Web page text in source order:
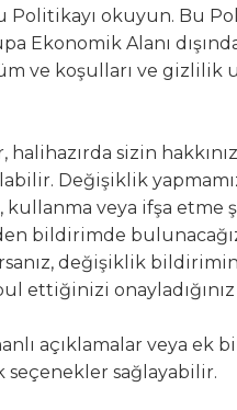
okuyun. Bu
Ekonomik Alanı
ve koşulları ve gizlilik
sizin
Değişiklik
kullanma veya ifşa
bildirimde
değişiklik
onayladığınız
açıklamalar veya ek
sağlayabilir.